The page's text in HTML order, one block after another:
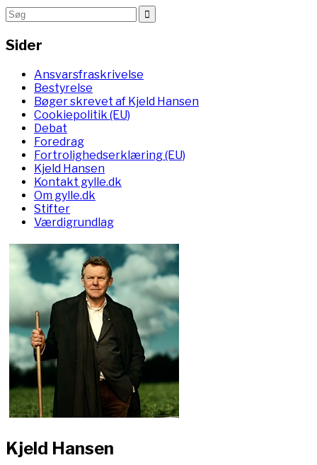
Sider
Ansvarsfraskrivelse
Bestyrelse
Bøger skrevet af Kjeld Hansen
Cookiepolitik (EU)
Debat
Foredrag
Fortrolighedserklæring (EU)
Kjeld Hansen
Kontakt gylle.dk
Om gylle.dk
Stifter
Værdigrundlag
Kjeld Hansen